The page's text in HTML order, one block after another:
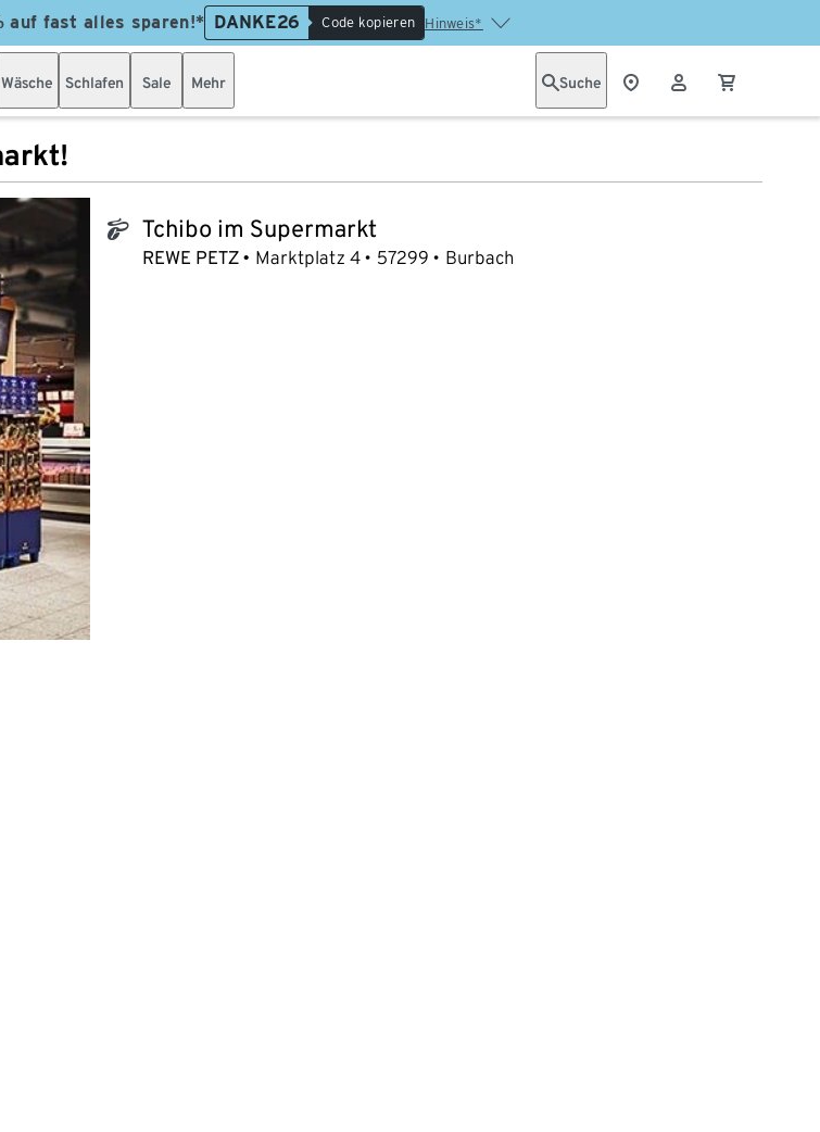
auf fast alles sparen!* DANKE26 Code kopieren Hinweis*
Wäsche Schlafen Sale Mehr Suche
tchibo_logo Tchibo im Supermarkt
REWE PETZ Marktplatz 4 57299 Burbach